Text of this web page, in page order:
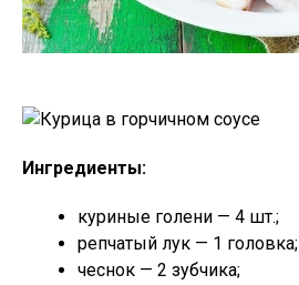
Ингредиенты:
куриные голени — 4 шт.;
репчатый лук — 1 головка;
чеснок — 2 зубчика;